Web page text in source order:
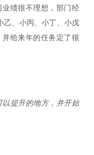
绩很不理想，部门经
乙、小丙、小丁、小戊
给来年的任务定了很
提升的地方，并开始